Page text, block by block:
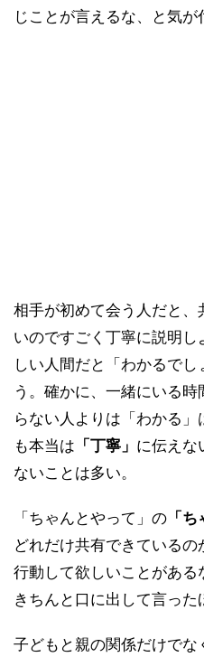
じことが言えるな、と気が
相手が初めて会う人だと
いのですごく丁寧に説明
しい人間だと「わかるで
う。確かに、一緒にいる
らない人よりは「わかる
も本当は 「丁寧」 に伝えな
ないことは多い。
「ちゃんとやって」の 「
どれだけ共有できているの
行動して欲しいことがあ
きちんと口に出して言った
子どもと親の関係だけでな